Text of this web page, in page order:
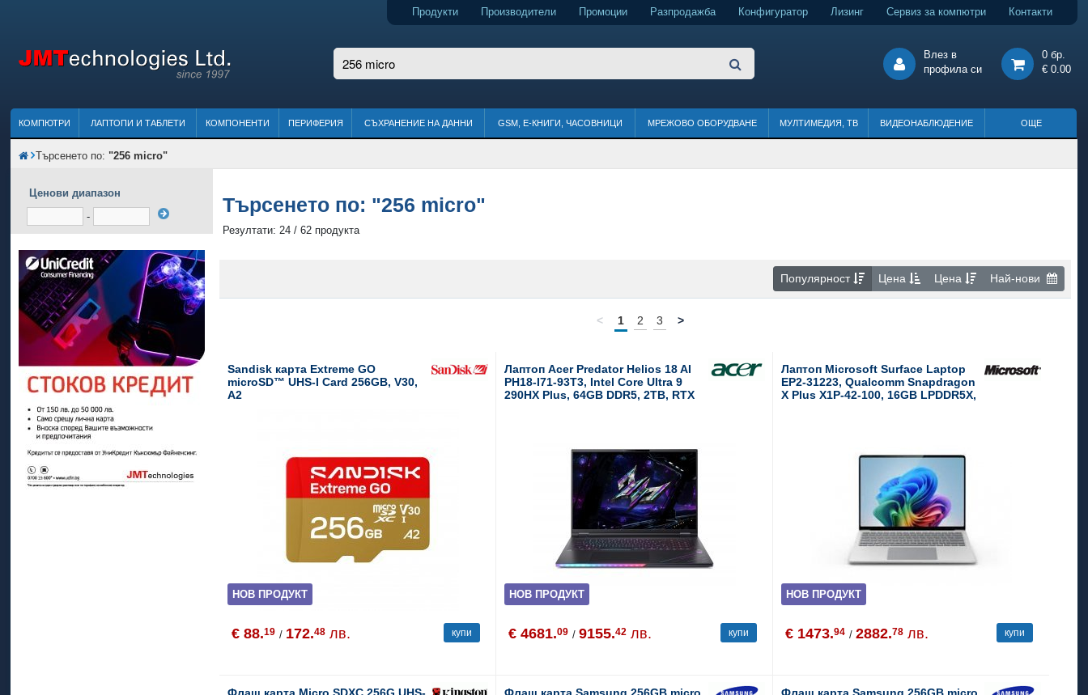
Продукти Производители Промоции Разпродажба Конфигуратор Лизинг Сервиз за компютри Контакти
Влез в
профила си
0 бр.
€ 0.00
КОМПЮТРИ ЛАПТОПИ И ТАБЛЕТИ КОМПОНЕНТИ ПЕРИФЕРИЯ СЪХРАНЕНИЕ НА ДАННИ GSM, Е-КНИГИ, ЧАСОВНИЦИ МРЕЖОВО ОБОРУДВАНЕ МУЛТИМЕДИЯ, ТВ ВИДЕОНАБЛЮДЕНИЕ ОЩЕ
Търсенето по: "256 micro"
Ценови диапазон
-
Търсенето по: "256 micro"
Резултати: 24 / 62 продукта
Популярност Цена Цена Най-нови
< 1 2 3 >
Sandisk карта Extreme GO
microSD™ UHS-I Card 256GB, V30,
A2
НОВ ПРОДУКТ
€ 88.19 / 172.48 лв. купи
Лаптоп Acer Predator Helios 18 AI
PH18-I71-93T3, Intel Core Ultra 9
290HX Plus, 64GB DDR5, 2TB, RTX
НОВ ПРОДУКТ
€ 4681.09 /9155.42 лв. купи
Лаптоп Microsoft Surface Laptop
EP2-31223, Qualcomm Snapdragon
X Plus X1P-42-100, 16GB LPDDR5X,
НОВ ПРОДУКТ
€ 1473.94 / 2882.78 лв. купи
Флаш карта Micro SDXC 256G UHS-
Флаш карта Samsung 256GB micro
Флаш карта Samsung 256GB micro